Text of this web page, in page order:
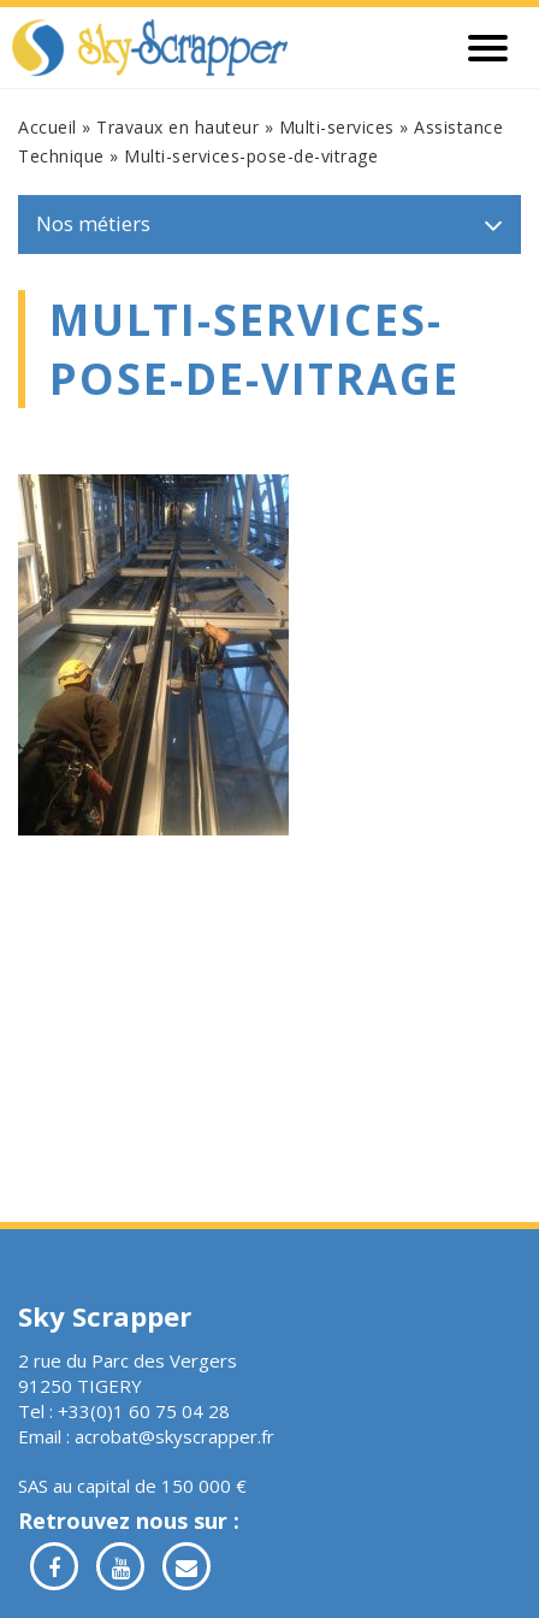
Accueil » Travaux en hauteur » Multi-services » Assistance
Technique » Multi-services-pose-de-vitrage
Nos métiers
MULTI-SERVICES-
POSE-DE-VITRAGE
Sky Scrapper
2 rue du Parc des Vergers
91250 TIGERY
Tel : +33(0)1 60 75 04 28
Email : acrobat@skyscrapper.fr
SAS au capital de 150 000 €
Retrouvez nous sur :